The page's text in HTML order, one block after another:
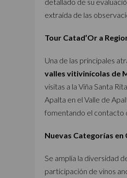
extraída de las
Tour Catad’Or a
Una de las principales
valles vitivinícolas de
visitas a la Viña Santa
Apalta en el Valle de
fomentando el contacto
Nuevas Categorías en
Se amplía la diversidad
participación de vinos